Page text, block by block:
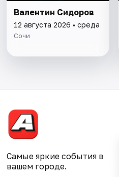
Валентин Сидоров
12 августа 2026 • среда
Сочи
Самые яркие события в
вашем городе.